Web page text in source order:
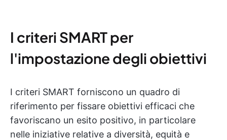
I criteri SMART per
l'impostazione degli obiettivi
I criteri SMART forniscono un quadro di
riferimento per fissare obiettivi efficaci che
favoriscano un esito positivo, in particolare
nelle iniziative relative a diversità, equità e